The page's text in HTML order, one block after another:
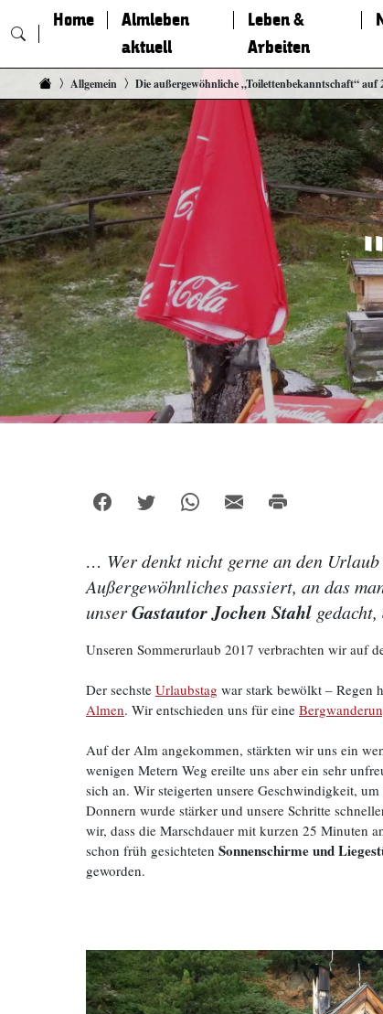
Zum Inhalt springen
Home
Almleben
aktuell
Leben &
Arbeiten
Allgemein Die außergewöhnliche „Toilettenbekanntschaft“ auf
… Wer denkt nicht gerne an den
Außergewöhnliches passiert, an das
unserGastautor Jochen Stahl
Unseren Sommerurlaub 2017 verbrachten wir auf
Der sechste Urlaubstag war stark bewölkt – Regen
Almen. Wir entschieden uns für eine
Auf der Alm angekommen, stärkten wir uns ein
wenigen Metern Weg ereilte uns aber ein sehr
sich an. Wir steigerten unsere Geschwindigkeit,
Donnern wurde stärker und unsere Schritte
wir, dass die Marschdauer mit kurzen 25 Minuten
schon früh gesichteten Sonnenschirme und
geworden.